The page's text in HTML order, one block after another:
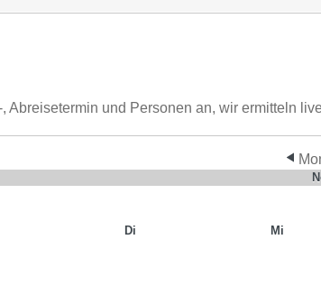
Abreisetermin und Personen an, wir ermitteln
Di Mi